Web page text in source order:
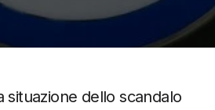
dello scandalo